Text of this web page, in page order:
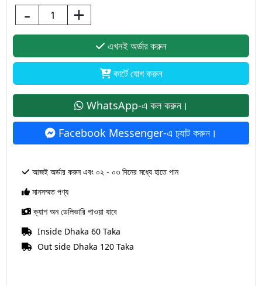
- +
এখনই অর্ডার করুন
কার্টে যোগ করুন
WhatsApp-এ কল করুন।
Facebook Messenger-এ চ‍্যাট করুন।
আজই অর্ডার করুন এবং ০২ - ০৩ দিনের মধ্যে হাতে পান
মানসম্মত পণ্য
ক্যাশ অন ডেলিভারি পাওয়া যাবে
Inside Dhaka 60 Taka
Out side Dhaka 120 Taka